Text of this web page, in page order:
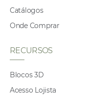
Catálogos
Onde Comprar
RECURSOS
Blocos 3D
Acesso Lojista